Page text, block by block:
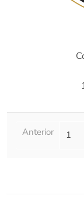
Anterior